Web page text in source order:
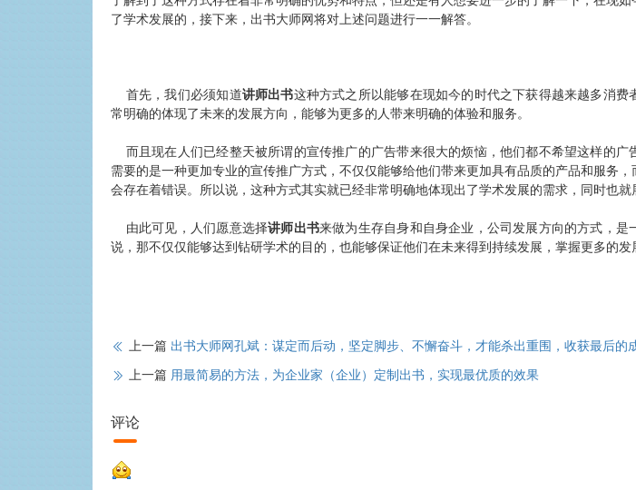
了学术发展的，接下来，出书大师网将对上述问题进行一一解答。
首先，我们必须知道讲师出书这种方式之所以能够在现如今的时代之下获得越来越多消
常明确的体现了未来的发展方向，能够为更多的人带来明确的体验和服务。
而且现在人们已经整天被所谓的宣传推广的广告带来很大的烦恼，他们都不希望这样的广
需要的是一种更加专业的宣传推广方式，不仅仅能够给他们带来更加具有品质的产品和服务
会存在着错误。所以说，这种方式其实就已经非常明确地体现出了学术发展的需求，同时也就
由此可见，人们愿意选择讲师出书来做为生存自身和自身企业，公司发展方向的方式，
说，那不仅仅能够达到钻研学术的目的，也能够保证他们在未来得到持续发展，掌握更多的发
上一篇 出书大师网孔斌：谋定而后动，坚定脚步、不懈奋斗，才能杀出重围，收获最后的
上一篇 用最简易的方法，为企业家（企业）定制出书，实现最优质的效果
评论